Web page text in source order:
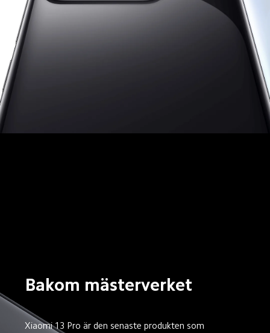
Bakom mästerverket
Xiaomi 13 Pro är den senaste produkten som